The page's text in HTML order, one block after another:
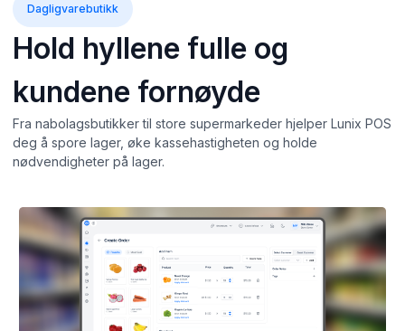
Dagligvarebutikk
Hold hyllene fulle og
kundene fornøyde
Fra nabolagsbutikker til store supermarkeder hjelper Lunix POS
deg å spore lager, øke kassehastigheten og holde
nødvendigheter på lager.